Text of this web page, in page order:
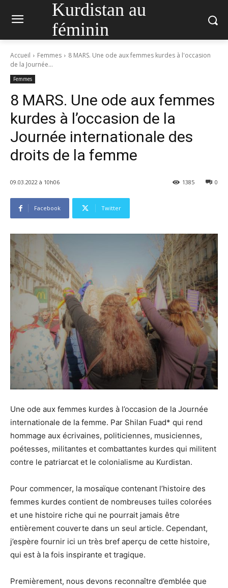
Kurdistan au
féminin
Accueil Femmes
8 MARS. Une ode aux femmes kurdes à l'occasion
de la Journée...
Femmes
8 MARS. Une ode aux femmes
kurdes à l’occasion de la
Journée internationale des
droits de la femme
09.03.2022 à 10h06 0
1385
Facebook Twitter
Une ode aux femmes kurdes à l’occasion de la Journée
internationale de la femme. Par Shilan Fuad* qui rend
hommage aux écrivaines, politiciennes, musiciennes,
poétesses, militantes et combattantes kurdes qui militent
contre le patriarcat et le colonialisme au Kurdistan.
Pour commencer, la mosaïque contenant l’histoire des
femmes kurdes contient de nombreuses tuiles colorées
et une histoire riche qui ne pourrait jamais être
entièrement couverte dans un seul article. Cependant,
j’espère fournir ici un très bref aperçu de cette histoire,
qui est à la fois inspirante et tragique.
Premièrement, nous devons reconnaître d’emblée que